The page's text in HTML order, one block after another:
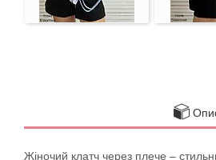
Жіночий клатч через плече –